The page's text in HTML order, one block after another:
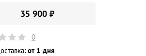
35 900 ₽
0
от 1 дня